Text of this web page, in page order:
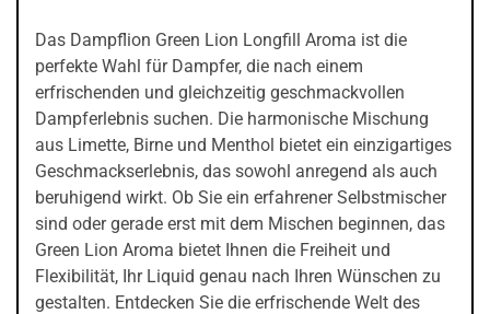
Das Dampflion Green Lion Longfill Aroma ist die
perfekte Wahl für Dampfer, die nach einem
erfrischenden und gleichzeitig geschmackvollen
Dampferlebnis suchen. Die harmonische Mischung
aus Limette, Birne und Menthol bietet ein einzigartiges
Geschmackserlebnis, das sowohl anregend als auch
beruhigend wirkt. Ob Sie ein erfahrener Selbstmischer
sind oder gerade erst mit dem Mischen beginnen, das
Green Lion Aroma bietet Ihnen die Freiheit und
Flexibilität, Ihr Liquid genau nach Ihren Wünschen zu
gestalten. Entdecken Sie die erfrischende Welt des